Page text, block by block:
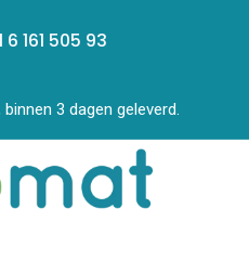
6 161 505 93
3 dagen geleverd.